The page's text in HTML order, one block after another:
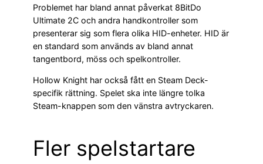
Problemet har bland annat påverkat 8BitDo
Ultimate 2C och andra handkontroller som
presenterar sig som flera olika HID-enheter. HID är
en standard som används av bland annat
tangentbord, möss och spelkontroller.
Hollow Knight har också fått en Steam Deck-
specifik rättning. Spelet ska inte längre tolka
Steam-knappen som den vänstra avtryckaren.
Fler spelstartare